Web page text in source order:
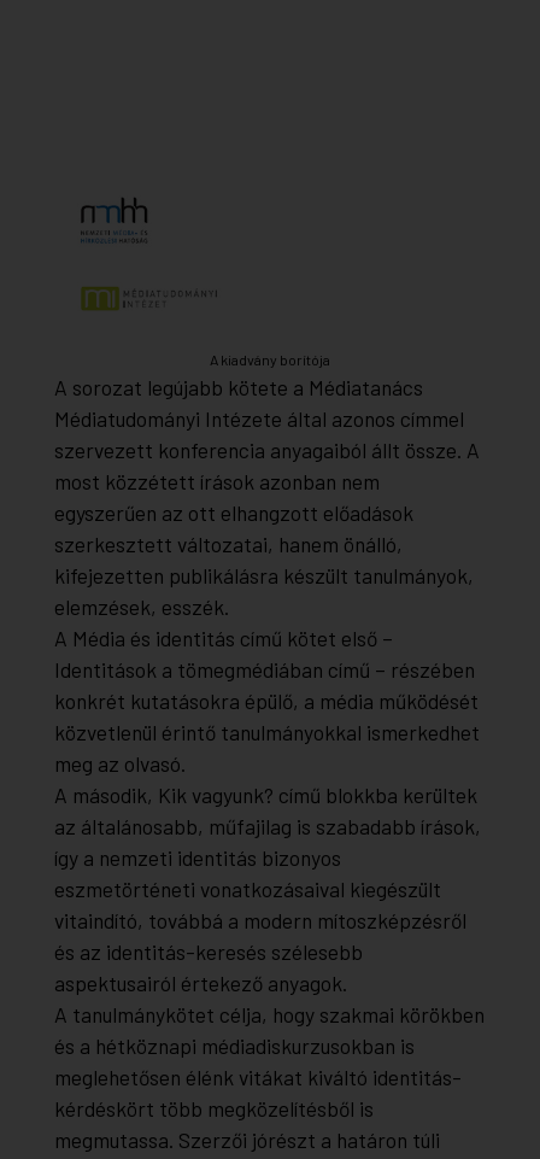
A kiadvány borítója
A sorozat legújabb kötete a Médiatanács
Médiatudományi Intézete által azonos címmel
szervezett konferencia anyagaiból állt össze. A
most közzétett írások azonban nem
egyszerűen az ott elhangzott előadások
szerkesztett változatai, hanem önálló,
kifejezetten publikálásra készült tanulmányok,
elemzések, esszék.
A Média és identitás című kötet első –
Identitások a tömegmédiában című – részében
konkrét kutatásokra épülő, a média működését
közvetlenül érintő tanulmányokkal ismerkedhet
meg az olvasó.
A második, Kik vagyunk? című blokkba kerültek
az általánosabb, műfajilag is szabadabb írások,
így a nemzeti identitás bizonyos
eszmetörténeti vonatkozásaival kiegészült
vitaindító, továbbá a modern mítoszképzésről
és az identitás-keresés szélesebb
aspektusairól értekező anyagok.
A tanulmánykötet célja, hogy szakmai körökben
és a hétköznapi médiadiskurzusokban is
meglehetősen élénk vitákat kiváltó identitás-
kérdéskört több megközelítésből is
megmutassa. Szerzői jórészt a határon túli